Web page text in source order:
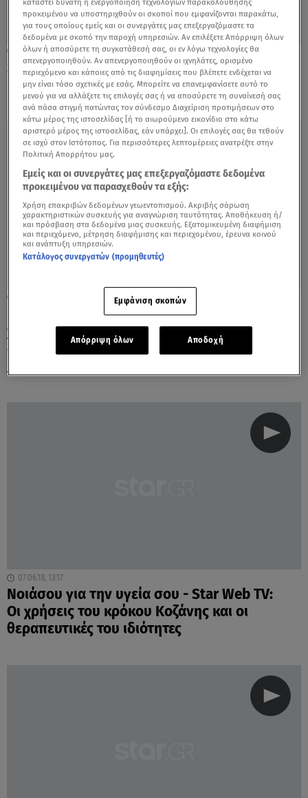
09.06.18, 13:34
Star Web TV: Το Keep Running σε
ρυθμούς... πεντοζάλι!
Backstage: Όλο το παρασκήνιο του
χωρισμού της Rihanna με τον
δισεκατομμυριούχο Σαουδάραβα Hassan
07.06.18, 13:17
Νοιάσου για την υγεία σου - Star Web TV:
Οι χρήσεις του κρόκου Κοζάνης και οι
θεραπευτικές του ιδιότητες
καταστεί δυνατή η ενεργοποίηση τεχνολογιών παρακολούθησης
προκειμένου να υποστηριχθούν οι σκοποί που εμφανίζονται παρακάτω,
για τους οποίους εμείς και οι συνεργάτες μας επεξεργαζόμαστε τα
δεδομένα με σκοπό την παροχή υπηρεσιών. Αν επιλέξετε Απόρριψη όλων
όλων ή αποσύρετε τη συγκατάθεσή σας, οι εν λόγω τεχνολογίες θα
απενεργοποιηθούν. Αν απενεργοποιηθούν οι ιχνηλάτες, ορισμένο
περιεχόμενο και κάποιες από τις διαφημίσεις που βλέπετε ενδέχεται να
μην είναι τόσο σχετικές με εσάς. Μπορείτε να επανεμφανίσετε αυτό το
μενού για να αλλάξετε τις επιλογές σας ή να αποσύρετε τη συναίνεσή σας
ανά πάσα στιγμή πατώντας τον σύνδεσμο Διαχείριση προτιμήσεων στο
κάτω μέρος της ιστοσελίδας [ή το αιωρούμενο εικονίδιο στο κάτω
αριστερό μέρος της ιστοσελίδας, εάν υπάρχει]. Οι επιλογές σας θα τεθούν
σε ισχύ στον Ιστότοπος. Για περισσότερες λεπτομέρειες ανατρέξτε στην
Πολιτική Απορρήτου μας.
Εμείς και οι συνεργάτες μας επεξεργαζόμαστε δεδομένα
προκειμένου να παρασχεθούν τα εξής:
Χρήση επακριβών δεδομένων γεωεντοπισμού. Ακριβής σάρωση
χαρακτηριστικών συσκευής για αναγνώριση ταυτότητας. Αποθήκευση ή/
και πρόσβαση στα δεδομένα μιας συσκευής. Εξατομικευμένη διαφήμιση
και περιεχόμενο, μέτρηση διαφήμισης και περιεχομένου, έρευνα κοινού
και ανάπτυξη υπηρεσιών.
Κατάλογος συνεργατών (προμηθευτές)
Εμφάνιση σκοπών
Απόρριψη όλων Αποδοχή